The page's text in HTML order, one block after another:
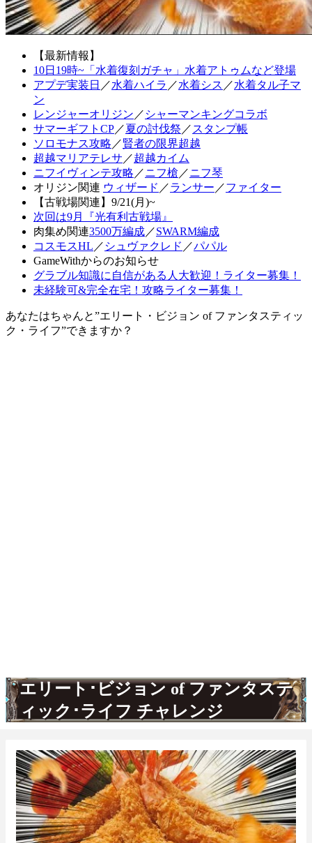
【最新情報】
10日19時~「水着復刻ガチャ」水着アトゥムなど登場
アプデ実装日 ／水着ハイラ ／水着シス ／水着タル子マ
ン
レンジャーオリジン ／ シャーマンキングコラボ
サマーギフトCP／夏の討伐祭 ／ スタンプ帳
ソロモナス攻略 ／賢者の限界超越
超越マリアテレサ ／超越カイム
ニフイヴィンテ攻略 ／ニフ槍 ／ニフ琴
オリジン関連 ウィザード ／ランサー ／ファイター
【古戦場関連】9/21(月)~
次回は9月『光有利古戦場』
肉集め関連3500万編成／SWARM編成
コスモスHL ／ シュヴァクレド ／パパル
GameWithからのお知らせ
グラブル知識に自信がある人大歓迎！ライター募集！
未経験可&完全在宅！攻略ライター募集！
あなたはちゃんと”エリート・ビジョン of ファンタスティッ
ク・ライフ”できますか？
エリート･ビジョン of ファンタステ
ィック･ライフ チャレンジ